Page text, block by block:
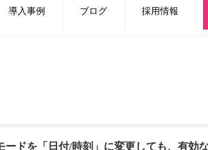
導入事例 ブログ 採用情報
ドを「日付/時刻」に変更しても、有効